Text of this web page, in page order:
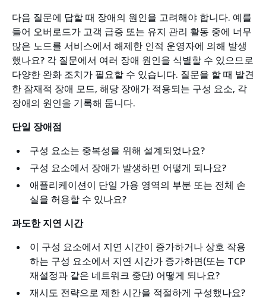
다음 질문에 답할 때 장애의 원인을 고려해야 합니다. 예를
들어 오버로드가 고객 급증 또는 유지 관리 활동 중에 너무
많은 노드를 서비스에서 해제한 인적 운영자에 의해 발생
했나요? 각 질문에서 여러 장애 원인을 식별할 수 있으므로
다양한 완화 조치가 필요할 수 있습니다. 질문을 할 때 발견
한 잠재적 장애 모드, 해당 장애가 적용되는 구성 요소, 각
장애의 원인을 기록해 둡니다.
단일 장애점
구성 요소는 중복성을 위해 설계되었나요?
구성 요소에서 장애가 발생하면 어떻게 되나요?
애플리케이션이 단일 가용 영역의 부분 또는 전체 손
실을 허용할 수 있나요?
과도한 지연 시간
이 구성 요소에서 지연 시간이 증가하거나 상호 작용
하는 구성 요소에서 지연 시간가 증가하면(또는 TCP
재설정과 같은 네트워크 중단) 어떻게 되나요?
재시도 전략으로 제한 시간을 적절하게 구성했나요?